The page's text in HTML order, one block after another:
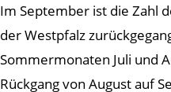
Im September ist die Zahl
der Westpfalz
Sommermonaten Juli und
Rückgang von August auf